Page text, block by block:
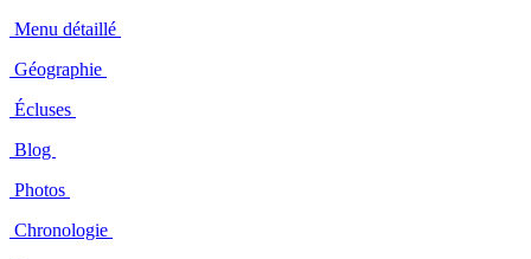
Menu détaillé
Géographie
Écluses
Blog
Photos
Chronologie